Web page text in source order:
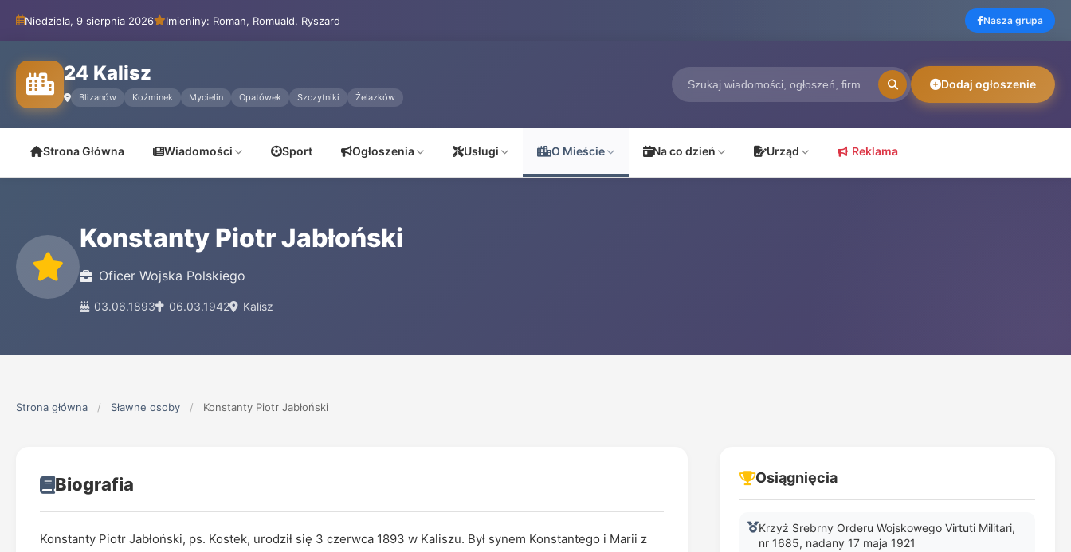
Niedziela, 9 sierpnia 2026 Imieniny: Roman, Romuald, Ryszard Nasza grupa
24 Kalisz
Blizanów Koźminek Mycielin Opatówek Szczytniki Żelazków
Dodaj ogłoszenie
Strona Główna Wiadomości Sport Ogłoszenia Usługi O Mieście Na co dzień Urząd Reklama
Konstanty Piotr Jabłoński
Oficer Wojska Polskiego
03.06.1893 06.03.1942 Kalisz
Strona główna / Sławne osoby / Konstanty Piotr Jabłoński
Biografia
Konstanty Piotr Jabłoński, ps. Kostek, urodził się 3 czerwca 1893 w Kaliszu. Był synem Konstantego i Marii z
Osiągnięcia
Krzyż Srebrny Orderu Wojskowego Virtuti Militari,
nr 1685, nadany 17 maja 1921